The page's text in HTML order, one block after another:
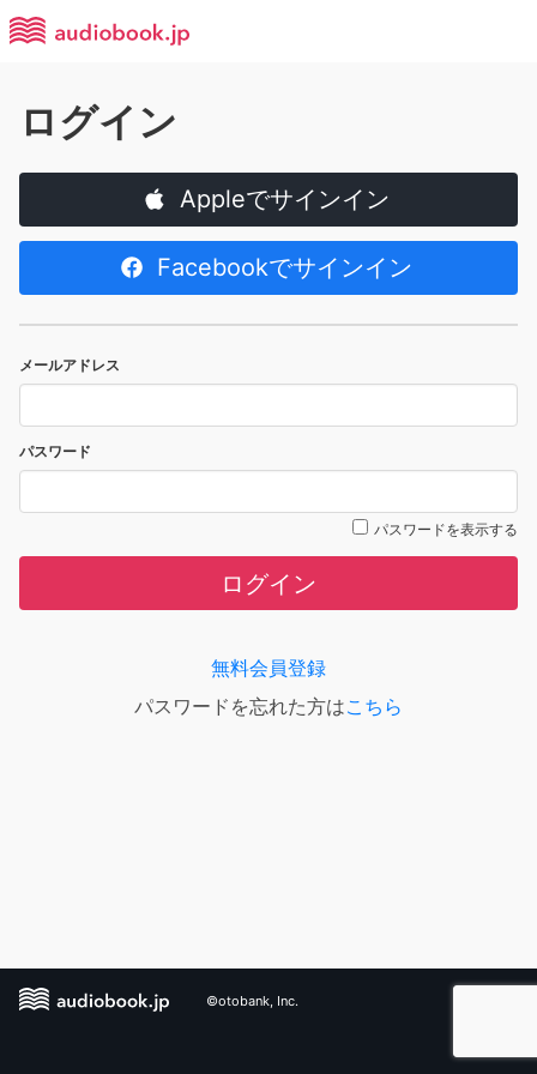
ログイン
Appleでサインイン
Facebookでサインイン
メールアドレス
パスワード
パスワードを表示する
ログイン
無料会員登録
パスワードを忘れた方はこちら
©otobank, Inc.